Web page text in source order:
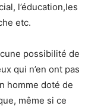
l’éducation,les
etc.
possibilité de
qui n’en ont pas
homme doté de
même si ce